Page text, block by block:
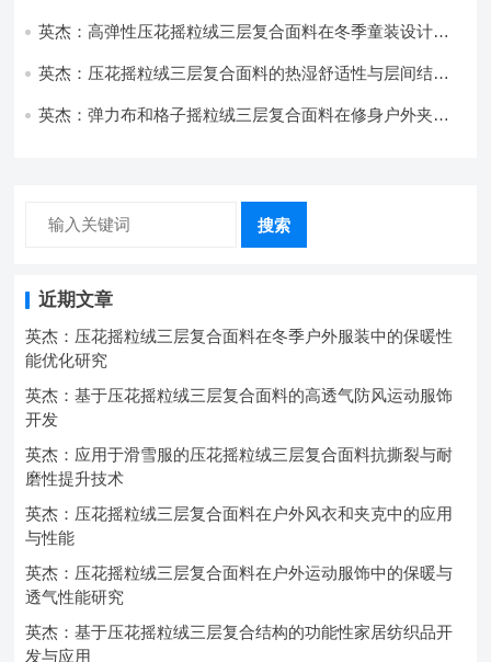
英杰：高弹性压花摇粒绒三层复合面料在冬季童装设计中
英杰：压花摇粒绒三层复合面料的热湿舒适性与层间结合
英杰：弹力布和格子摇粒绒三层复合面料在修身户外夹克
搜索
近期文章
英杰：压花摇粒绒三层复合面料在冬季户外服装中的保暖性
能优化研究
英杰：基于压花摇粒绒三层复合面料的高透气防风运动服饰
开发
英杰：应用于滑雪服的压花摇粒绒三层复合面料抗撕裂与耐
磨性提升技术
英杰：压花摇粒绒三层复合面料在户外风衣和夹克中的应用
与性能
英杰：压花摇粒绒三层复合面料在户外运动服饰中的保暖与
透气性能研究
英杰：基于压花摇粒绒三层复合结构的功能性家居纺织品开
发与应用